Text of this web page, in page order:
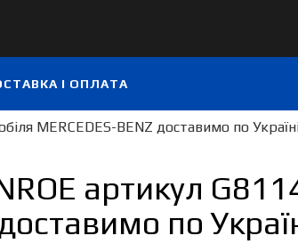
І ОПЛАТА
MERCEDES-BENZ доставимо по
артикул
по